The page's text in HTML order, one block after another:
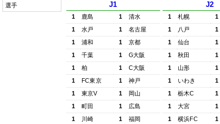
選手
J1
1 鹿島 1
清水
1
水戸 1
名古屋
1
浦和 1
京都
1
千葉 1
G大阪
1
柏 1
C大阪
1
FC東京 1
神戸
1
東京V 1
岡山
1
町田 1
広島
1
川崎 1
福岡
J2
1 札幌
1
1
八戸
1
1
仙台
1
1
秋田
1
1
山形
1
1
いわき
1
1
栃木C
1
1
大宮
1
1
横浜FC
1